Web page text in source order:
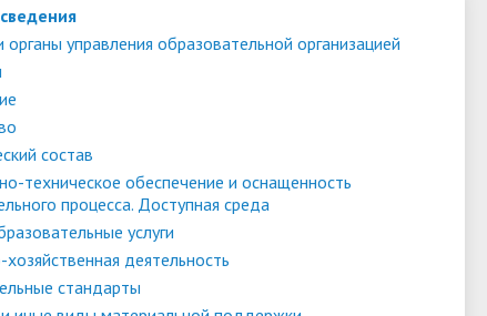
органы управления образовательной организацией
состав
техническое обеспечение и оснащенность
процесса. Доступная среда
услуги
деятельность
стандарты